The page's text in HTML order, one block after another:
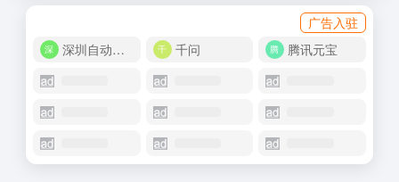
广告入驻
深圳自动化商城
千问 腾讯元宝